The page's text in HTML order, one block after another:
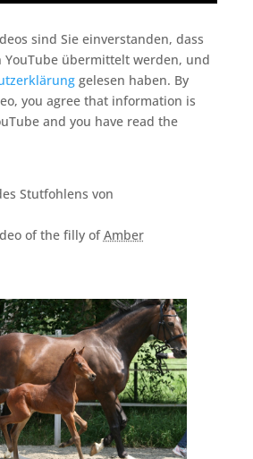
sind Sie einverstanden, dass
YouTube übermittelt werden, und
gelesen haben. By
you agree that information is
and you have read the
Stutfohlens von
of the filly ofAmber